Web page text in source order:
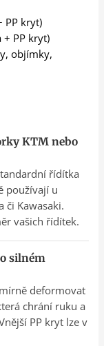
PP kryt)
PP kryt)
objímky,
KTM nebo
řídítka
používají u
či Kawasaki.
vašich řídítek.
silném
deformovat
chrání ruku a
PP kryt lze v